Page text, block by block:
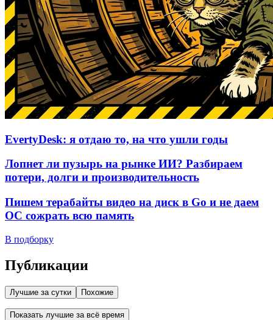
EvertyDesk: я отдаю то, на что ушли годы
Лопнет ли пузырь на рынке ИИ? Разбираем
потери, долги и производительность
Пишем терабайты видео на диск в Go и не даем
ОС сожрать всю память
В подборку
Публикации
Лучшие за сутки Похожие
Показать лучшие за всё время